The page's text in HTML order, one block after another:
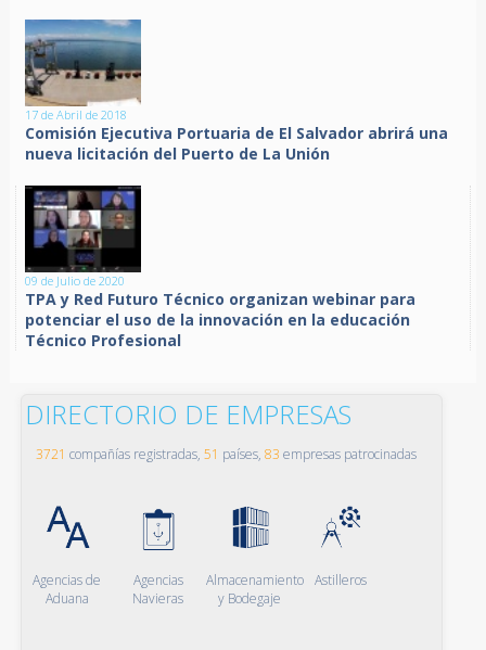
17 de Abril de 2018
Comisión Ejecutiva Portuaria de El Salvador abrirá una
nueva licitación del Puerto de La Unión
09 de Julio de 2020
TPA y Red Futuro Técnico organizan webinar para
potenciar el uso de la innovación en la educación
Técnico Profesional
DIRECTORIO DE EMPRESAS
3721 compañías registradas, 51 países, 83 empresas patrocinadas
Agencias de
Aduana
Agencias
Navieras
Almacenamiento
y Bodegaje
Astilleros